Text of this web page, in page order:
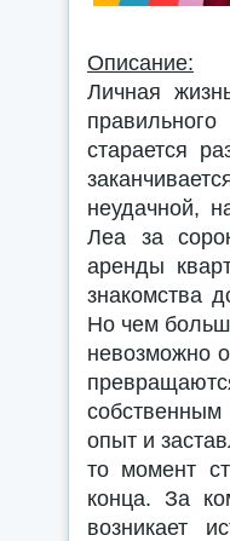
Описание:
Личная
старается
неудачной,
Леа за
аренды
знакомства
Но чем
невозможно
опыт и
то момент
конца. За
возникает